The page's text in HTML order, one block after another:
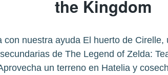
the Kingdom
con nuestra ayuda El huerto de Cirelle,
de The Legend of Zelda:
un terreno en Hatelia y